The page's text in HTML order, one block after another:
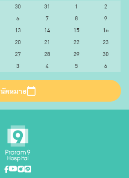
30 31 1
2
6 7 8
9
13 14 15
16
20 21 22
23
27 28 29
30
3 4 5 6
นัดหมาย